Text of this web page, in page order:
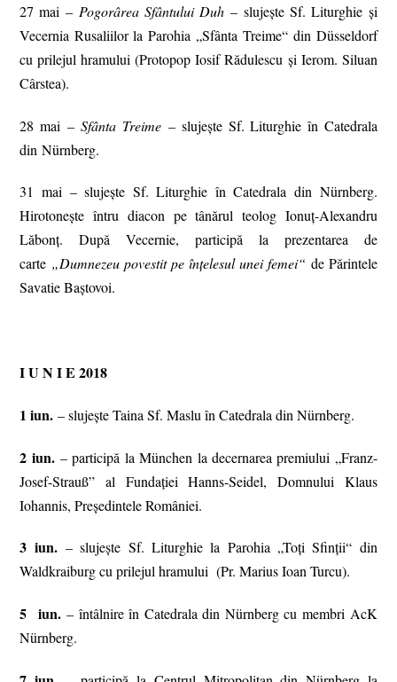
27 mai – Pogorârea Sfântului Duh – slujește Sf. Liturghie și
Vecernia Rusaliilor la Parohia „Sfânta Treime“ din Düsseldorf
cu prilejul hramului (Protopop Iosif Rădulescu și Ierom. Siluan
Cârstea).
28 mai –Sfânta Treime– slujește Sf. Liturghie în Catedrala
din Nürnberg.
31 mai – slujește Sf. Liturghie în Catedrala din Nürnberg.
Hirotonește întru diacon pe tânărul teolog Ionuț-Alexandru
Lăbonț. După Vecernie, participă la prezentarea de
carte „Dumnezeu povestit pe înțelesul unei femei“ de Părintele
Savatie Baștovoi.
I U N I E 2018
1 iun.– slujește Taina Sf. Maslu în Catedrala din Nürnberg.
2 iun.– participă la München la decernarea premiului „Franz-
Josef-Strauß” al Fundației Hanns-Seidel, Domnului Klaus
Iohannis, Președintele României.
3 iun.– slujește Sf. Liturghie la Parohia „Toți Sfinții“ din
Waldkraiburg cu prilejul hramului (Pr. Marius Ioan Turcu).
5 iun.– întâlnire în Catedrala din Nürnberg cu membri AcK
Nürnberg.